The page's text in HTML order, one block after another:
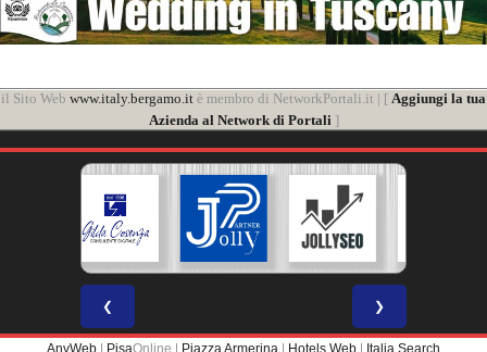
il Sito Web www.italy.bergamo.it è membro di NetworkPortali.it | [ Aggiungi la tua
Azienda al Network di Portali]
❮ ❯
AnyWeb PisaOnline | Piazza Armerina Hotels Web Italia Search